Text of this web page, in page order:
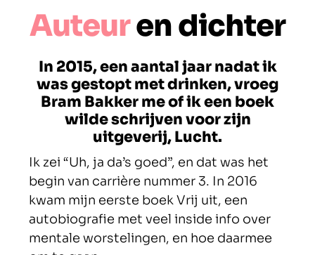
Auteuren dichter
In 2015, een aantal jaar nadat ik
was gestopt met drinken, vroeg
Bram Bakker me of ik een boek
wilde schrijven voor zijn
uitgeverij, Lucht.
Ik zei “Uh, ja da’s goed”, en dat was het
begin van carrière nummer 3. In 2016
kwam mijn eerste boek Vrij uit, een
autobiografie met veel inside info over
mentale worstelingen, en hoe daarmee